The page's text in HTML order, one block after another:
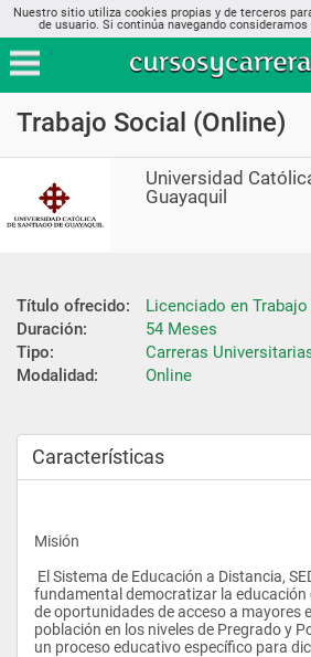
Nuestro sitio utiliza cookies propias y de terceros
de usuario. Si continúa navegando
Trabajo Social (Online)
Universidad
Guayaquil
Título ofrecido:
Licenciado en Trabajo
Duración:
54 Meses
Tipo:
Carreras
Modalidad:
Online
Características
Misión
fundamental democratizar la educación
de oportunidades de acceso a mayores
población en los niveles de Pregrado y
un proceso educativo específico para